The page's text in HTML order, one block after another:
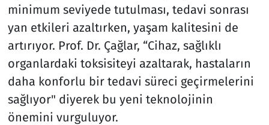
minimum seviyede tutulması, tedavi sonrası
yan etkileri azaltırken, yaşam kalitesini de
artırıyor. Prof. Dr. Çağlar, “Cihaz, sağlıklı
organlardaki toksisiteyi azaltarak, hastaların
daha konforlu bir tedavi süreci geçirmelerini
sağlıyor" diyerek bu yeni teknolojinin
önemini vurguluyor.